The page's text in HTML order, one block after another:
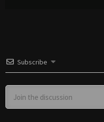
Subscribe